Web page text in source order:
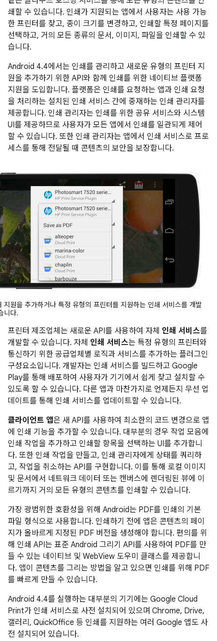
쇄할 수 있습니다. 인쇄가 지원되는 앱에서 사용자는 사용 가능
한 프린터를 찾고, 종이 크기를 변경하고, 인쇄할 특정 페이지를
선택하고, 거의 모든 종류의 문서, 이미지, 파일을 인쇄할 수 있
습니다.
Android 4.4에서는 인쇄를 관리하고 새로운 유형의 프린터 지
원을 추가하기 위한 API와 함께 인쇄를 위한 네이티브 플랫폼
지원을 도입합니다. 플랫폼은 인쇄를 요청하는 앱과 인쇄 요청
을 처리하는 설치된 인쇄 서비스 간에 중재하는 인쇄 관리자를
제공합니다. 인쇄 관리자는 인쇄를 위한 공유 서비스와 시스템
UI를 제공하므로 사용자가 모든 앱에서 인쇄를 일관되게 제어
할 수 있습니다. 또한 인쇄 관리자는 앱에서 인쇄 서비스로 프로
세스를 통해 전달될 때 콘텐츠의 보안을 보장합니다.
지원을 추가하거나 특정 유형의 프린터를 지원하는 인쇄 서비스를 개발
니다.
프린터 제조업체는 새로운 API를 사용하여 자체 인쇄 서비스를
개발할 수 있습니다. 자체 인쇄 서비스는 특정 유형의 프린터와
통신하기 위한 공급업체별 로직과 서비스를 추가하는 플러그인
구성요소입니다. 개발자는 인쇄 서비스를 빌드하고 Google
Play를 통해 배포하여 사용자가 기기에서 쉽게 찾고 설치할 수
있도록 할 수 있습니다. 다른 앱과 마찬가지로 언제든지 무선 업
데이트를 통해 인쇄 서비스를 업데이트할 수 있습니다.
클라이언트 앱은 새 API를 사용하여 최소한의 코드 변경으로 앱
에 인쇄 기능을 추가할 수 있습니다. 대부분의 경우 작업 모음에
인쇄 작업을 추가하고 인쇄할 항목을 선택하는 UI를 추가합니
다. 또한 인쇄 작업을 만들고, 인쇄 관리자에게 상태를 쿼리하
고, 작업을 취소하는 API를 구현합니다. 이를 통해 로컬 이미지
및 문서에서 네트워크 데이터 또는 캔버스에 렌더링된 뷰에 이
르기까지 거의 모든 유형의 콘텐츠를 인쇄할 수 있습니다.
가장 광범위한 호환성을 위해 Android는 PDF를 인쇄의 기본
파일 형식으로 사용합니다. 인쇄하기 전에 앱은 콘텐츠의 페이
지가 올바르게 지정된 PDF 버전을 생성해야 합니다. 편의를 위
해 인쇄 API는 표준 Android 그리기 API를 사용하여 PDF를 만
들 수 있는 네이티브 및 WebView 도우미 클래스를 제공합니
다. 앱이 콘텐츠를 그리는 방법을 알고 있으면 인쇄를 위해 PDF
를 빠르게 만들 수 있습니다.
Android 4.4를 실행하는 대부분의 기기에는 Google Cloud
Print가 인쇄 서비스로 사전 설치되어 있으며 Chrome, Drive,
갤러리, QuickOffice 등 인쇄를 지원하는 여러 Google 앱도 사
전 설치되어 있습니다.